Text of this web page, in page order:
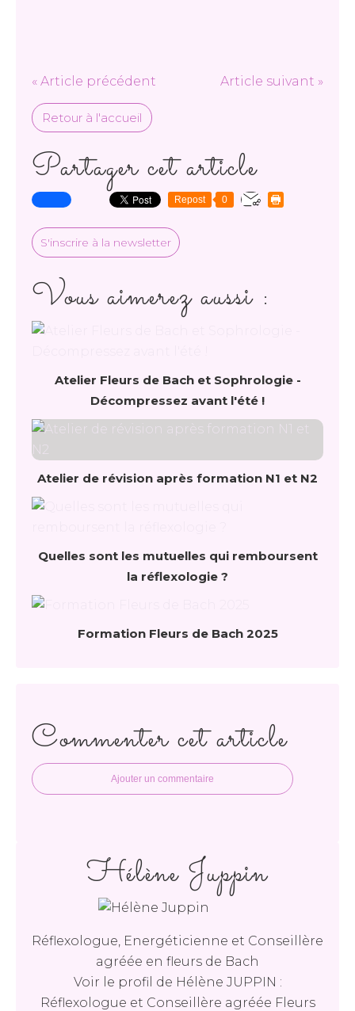
« Article précédent Article suivant »
Retour à l'accueil
Partager cet article
Repost 0
S'inscrire à la newsletter
Vous aimerez aussi :
Atelier Fleurs de Bach et Sophrologie -
Décompressez avant l'été !
Atelier de révision après formation N1 et N2
Quelles sont les mutuelles qui remboursent
la réflexologie ?
Formation Fleurs de Bach 2025
Commenter cet article
Ajouter un commentaire
Hélène Juppin
Réflexologue, Energéticienne et Conseillère
agréée en fleurs de Bach
Voir le profil de Hélène JUPPIN :
Réflexologue et Conseillère agréée Fleurs